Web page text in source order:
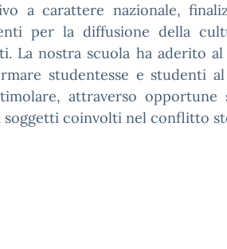
a carattere nazionale,
per la diffusione della
La nostra scuola ha aderito
studentesse e studenti
attraverso opportune
coinvolti nel conflitto